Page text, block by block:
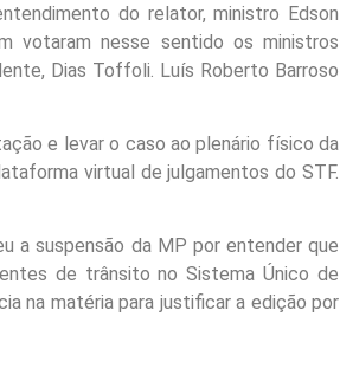
do relator, ministro Edson
votaram nesse sentido os ministros
Dias Toffoli. Luís Roberto Barroso
e levar o caso ao plenário físico da
virtual de julgamentos do STF.
a suspensão da MP por entender que
de trânsito no Sistema Único de
na matéria para justificar a edição por